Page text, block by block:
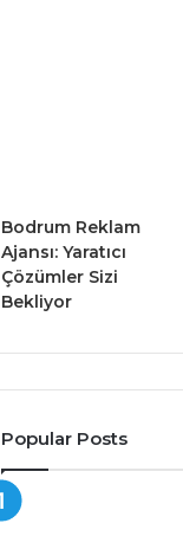
Bodrum Reklam
Ajansı: Yaratıcı
Çözümler Sizi
Bekliyor
Popular Posts